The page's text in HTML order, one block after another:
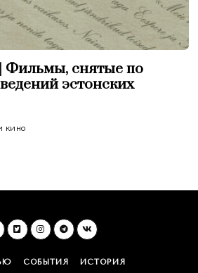
Фильмы, снятые по
эстонских
кино
СОБЫТИЯ
ИСТОРИЯ